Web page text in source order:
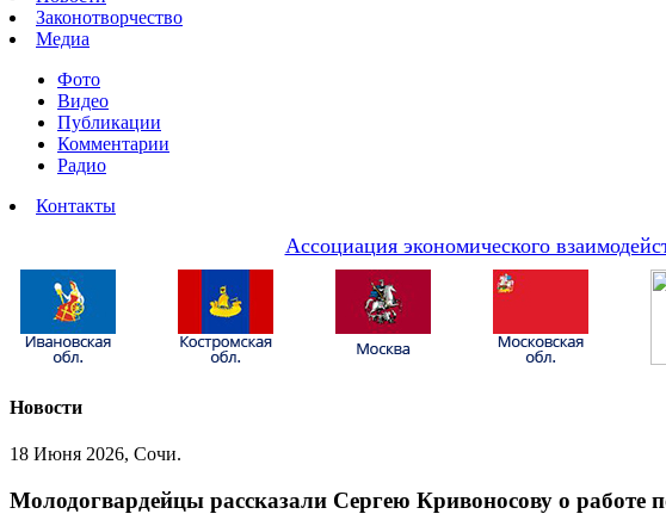
Законотворчество
Медиа
Фото
Видео
Публикации
Комментарии
Радио
Контакты
Ассоциация экономического
Новости
18 Июня 2026, Сочи.
Молодогвардейцы рассказали Сергею Кривоносову о